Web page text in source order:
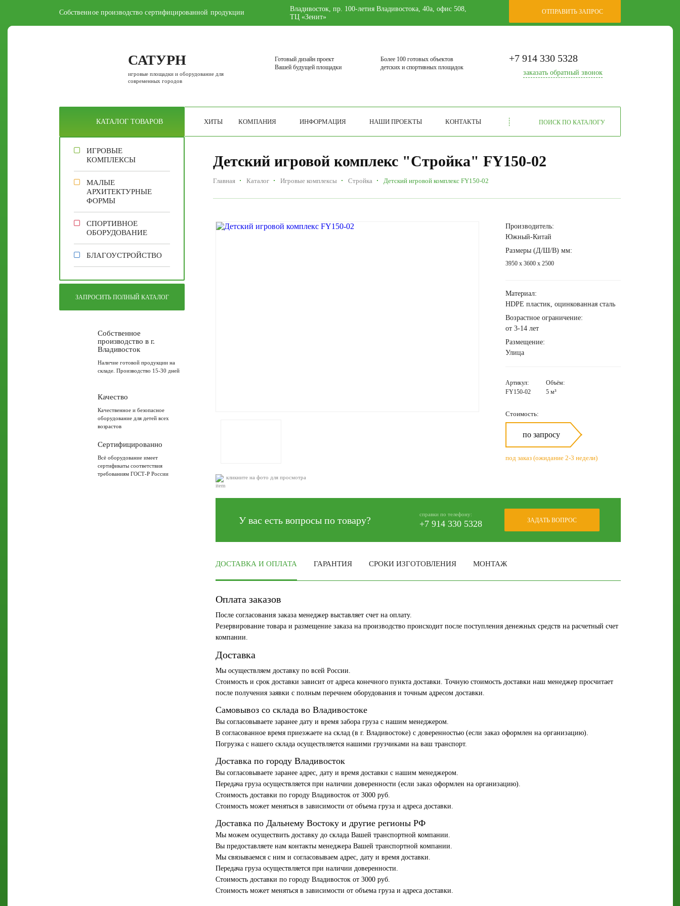
Собственное производство сертифицированной продукции
Владивосток, пр. 100-летия Владивостока, 40а, офис 508,
ТЦ «Зенит»
ОТПРАВИТЬ ЗАПРОС
САТУРН
игровые площадки и оборудование для
современных городов
Готовый дизайн проект
Вашей будущей площадки
Более 100 готовых объектов
детских и спортивных площадок
+7 914 330 5328
заказать обратный звонок
КАТАЛОГ ТОВАРОВ ХИТЫ КОМПАНИЯ ИНФОРМАЦИЯ НАШИ ПРОЕКТЫ КОНТАКТЫ ПОИСК ПО КАТАЛОГУ
ИГРОВЫЕ
КОМПЛЕКСЫ
МАЛЫЕ
АРХИТЕКТУРНЫЕ
ФОРМЫ
СПОРТИВНОЕ
ОБОРУДОВАНИЕ
БЛАГОУСТРОЙСТВО
ЗАПРОСИТЬ ПОЛНЫЙ КАТАЛОГ
Собственное
производство в г.
Владивосток
Наличие готовой продукции на
складе. Производство 15-30 дней
Качество
Качественное и безопасное
оборудование для детей всех
возрастов
Сертифицированно
Всё оборудование имеет
сертификаты соответствия
требованиям ГОСТ-Р России
Детский игровой комплекс "Стройка" FY150-02
Главная Каталог Игровые комплексы Стройка Детский игровой комплекс FY150-02
кликните на фото для просмотра
Производитель:
Южный-Китай
Размеры (Д/Ш/В) мм:
3950 х 3600 х 2500
Материал:
HDPE пластик, оцинкованная сталь
Возрастное ограничение:
от 3-14 лет
Размещение:
Улица
Артикул:
FY150-02
Объём:
5 м³
Стоимость:
по запросу
под заказ (ожидание 2-3 недели)
У вас есть вопросы по товару?
справки по телефону:
+7 914 330 5328 ЗАДАТЬ ВОПРОС
ДОСТАВКА И ОПЛАТА ГАРАНТИЯ СРОКИ ИЗГОТОВЛЕНИЯ МОНТАЖ
Оплата заказов
После согласования заказа менеджер выставляет счет на оплату.
Резервирование товара и размещение заказа на производство происходит после поступления денежных средств на расчетный счет
компании.
Доставка
Мы осуществляем доставку по всей России.
Стоимость и срок доставки зависит от адреса конечного пункта доставки. Точную стоимость доставки наш менеджер просчитает
после получения заявки с полным перечнем оборудования и точным адресом доставки.
Самовывоз со склада во Владивостоке
Вы согласовываете заранее дату и время забора груза с нашим менеджером.
В согласованное время приезжаете на склад (в г. Владивостоке) с доверенностью (если заказ оформлен на организацию).
Погрузка с нашего склада осуществляется нашими грузчиками на ваш транспорт.
Доставка по городу Владивосток
Вы согласовываете заранее адрес, дату и время доставки с нашим менеджером.
Передача груза осуществляется при наличии доверенности (если заказ оформлен на организацию).
Стоимость доставки по городу Владивосток от 3000 руб.
Стоимость может меняться в зависимости от объема груза и адреса доставки.
Доставка по Дальнему Востоку и другие регионы РФ
Мы можем осуществить доставку до склада Вашей транспортной компании.
Вы предоставляете нам контакты менеджера Вашей транспортной компании.
Мы связываемся с ним и согласовываем адрес, дату и время доставки.
Передача груза осуществляется при наличии доверенности.
Стоимость доставки по городу Владивосток от 3000 руб.
Стоимость может меняться в зависимости от объема груза и адреса доставки.